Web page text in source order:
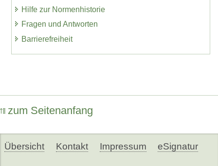
Hilfe zur Normenhistorie
Fragen und Antworten
Barrierefreiheit
zum Seitenanfang
Übersicht Kontakt Impressum eSignatur